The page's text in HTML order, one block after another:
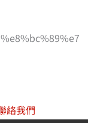
絡我們